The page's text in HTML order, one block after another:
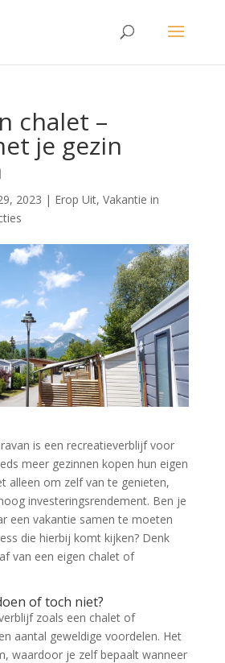
chalet –
je gezin
2023 | Erop Uit, Vakantie in
is een recreatieverblijf voor
meer gezinnen kopen hun eigen
alleen om zelf van te genieten,
investeringsrendement. Ben je
een vakantie samen te moeten
die hierbij komt kijken? Denk
van een eigen chalet of
of toch niet?
zoals een chalet of
aantal geweldige voordelen. Het
waardoor je zelf bepaalt wanneer